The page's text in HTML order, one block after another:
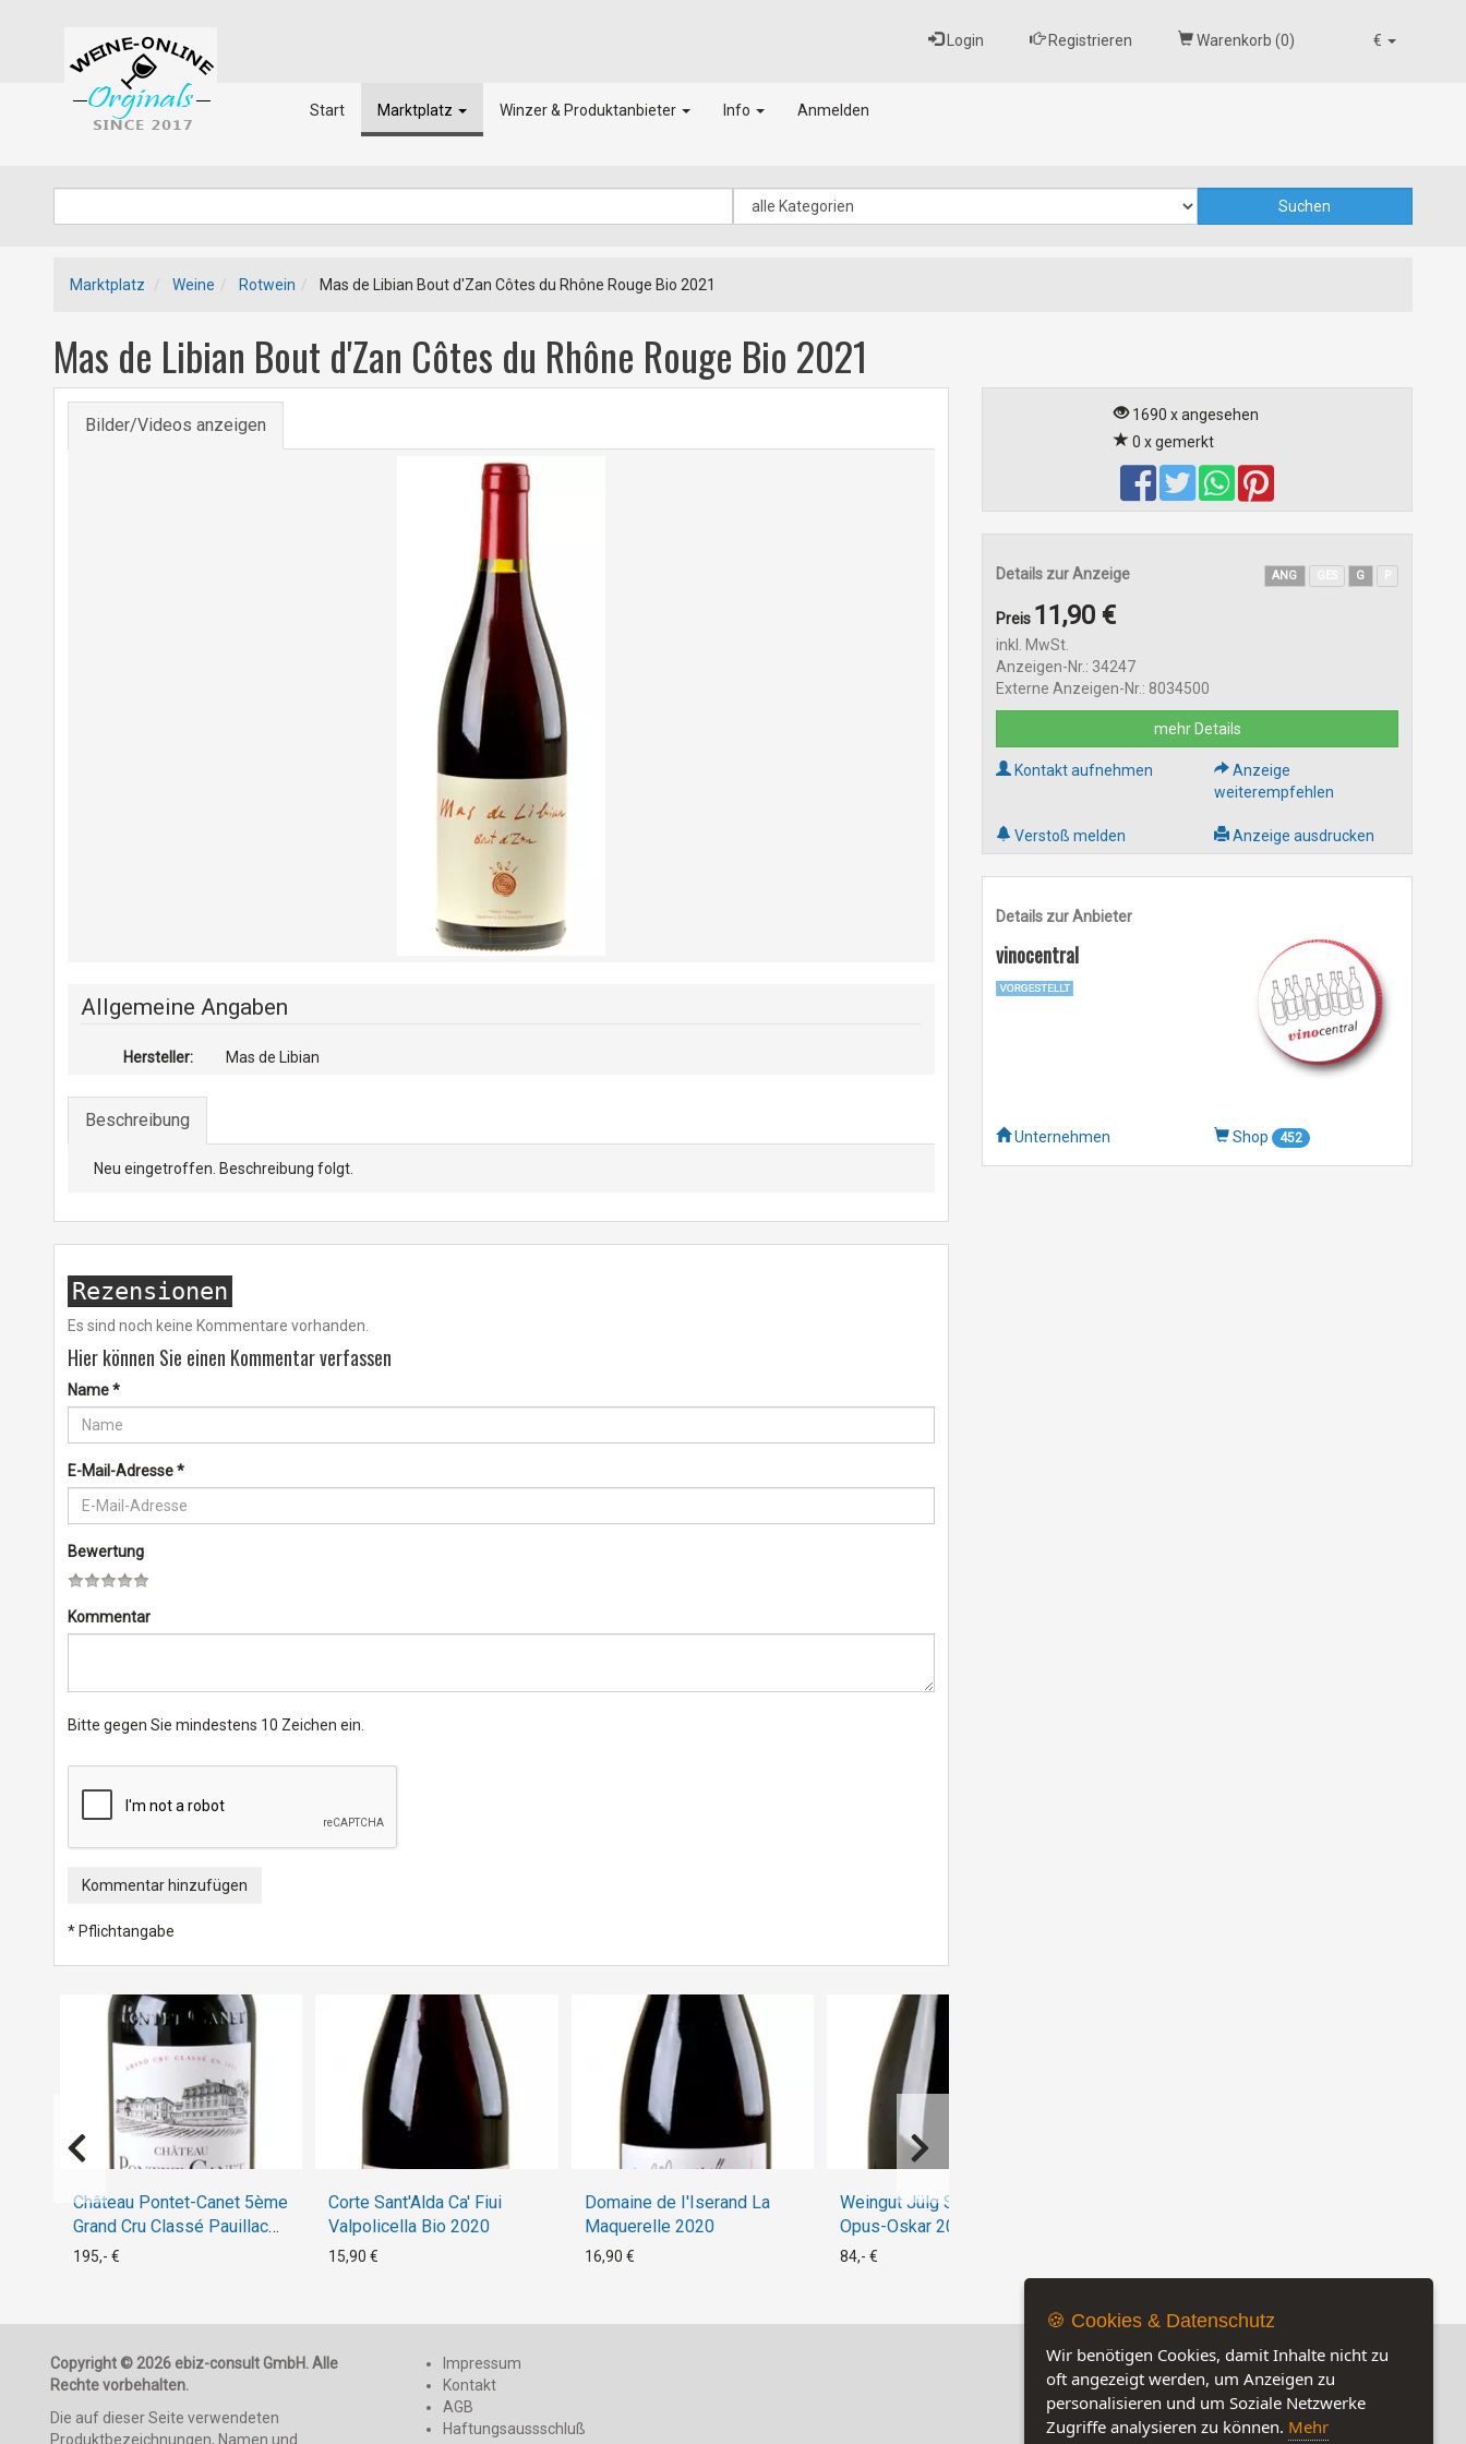
€
Login Registrieren Warenkorb (0)
Start Marktplatz Winzer & Produktanbieter Info Anmelden
Marktplatz Weine Rotwein Mas de Libian Bout d'Zan Côtes du Rhône Rouge Bio 2021
Mas de Libian Bout d'Zan Côtes du Rhône Rouge Bio 2021
Bilder/Videos anzeigen
Allgemeine Angaben
Hersteller: Mas de Libian
Beschreibung
Neu eingetroffen. Beschreibung folgt.
Rezensionen
Es sind noch keine Kommentare vorhanden.
Hier können Sie einen Kommentar verfassen
Name*
E-Mail-Adresse*
Bewertung
Kommentar
Bitte gegen Sie mindestens 10 Zeichen ein.
Kommentar hinzufügen
* Pflichtangabe
Château Pontet-Canet 5ème
Grand Cru Classé Pauillac
Bio 2016
195,- €
Corte Sant'Alda Ca' Fiui
Valpolicella Bio 2020
15,90 €
Domaine de I'Iserand La
Maquerelle 2020
16,90 €
Weingut Jülg Spätburgunder
Opus-Oskar 2018
84,- €
1690 x angesehen
0 x gemerkt
Details zur Anzeige ANG G
Preis 11,90 €
inkl. MwSt.
Anzeigen-Nr.: 34247
Externe Anzeigen-Nr.: 8034500
mehr Details
Kontakt aufnehmen
Anzeige
weiterempfehlen
Verstoß melden Anzeige ausdrucken
Details zur Anbieter
vinocentral
Unternehmen Shop 452
Copyright © 2026 ebiz-consult GmbH. Alle
Rechte vorbehalten.
Die auf dieser Seite verwendeten
Produktbezeichnungen, Namen und
Impressum
Kontakt
AGB
Haftungsaussschluß
🍪 Cookies & Datenschutz
Wir benötigen Cookies, damit Inhalte nicht zu
oft angezeigt werden, um Anzeigen zu
personalisieren und um Soziale Netzwerke
Zugriffe analysieren zu können. Mehr